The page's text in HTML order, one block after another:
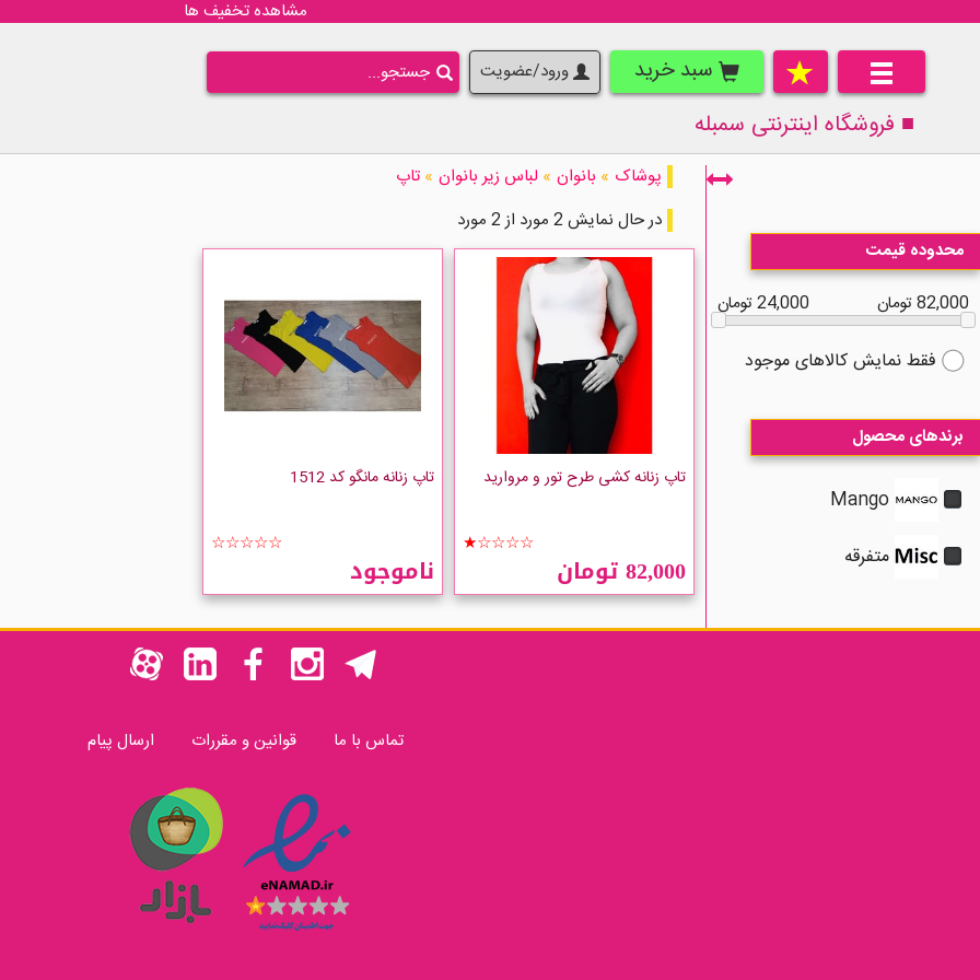
مشاهده تخفیف ها
سبد خرید ورود/عضویت
■ فروشگاه اینترنتی سمبله
محدوده قیمت
82,000 تومان
24,000 تومان
فقط نمایش کالاهای موجود
برندهای محصول
Mango
متفرقه
پوشاک » بانوان » لباس زیر بانوان » تاپ
در حال نمایش 2 مورد از 2 مورد
تاپ زنانه کشی طرح تور و مروارید
★☆☆☆☆
82,000 تومان
تاپ زنانه مانگو کد 1512
☆☆☆☆☆
ناموجود
تماس با ما قوانین و مقررات ارسال پیام